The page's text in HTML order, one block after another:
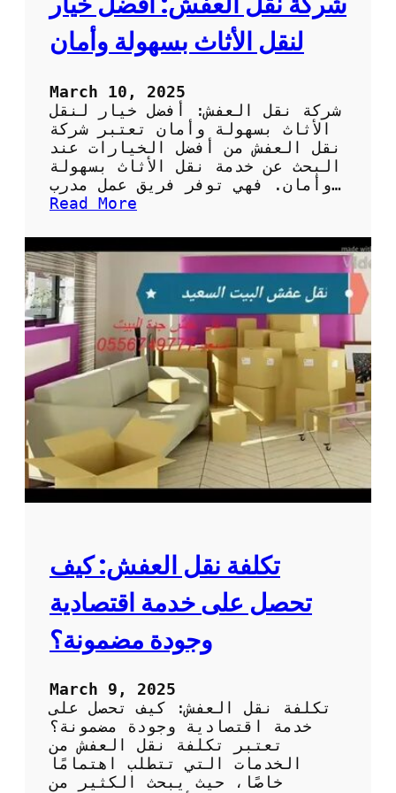
ث
ق
ق
ل
أ
ث
ا
ك
ب
أ
م
ا
ن
و
د
ق
ة
لنقل الأثاث بسهولة وأمان
March 10, 2025
شركة نقل العفش: أفضل خيار لنقل
الأثاث بسهولة وأمان تعتبر شركة
نقل العفش من أفضل الخيارات عند
البحث عن خدمة نقل الأثاث بسهولة
وأمان. فهي توفر فريق عمل مدرب…
Read More
ر
ك
ة
ن
ق
ل
ا
ع
ف
ش
أ
ض
ي
ا
ل
ق
ا
ل
أ
ث
ا
تكلفة نقل العفش: كيف
تحصل على خدمة اقتصادية
وجودة مضمونة؟
March 9, 2025
تكلفة نقل العفش: كيف تحصل على
خدمة اقتصادية وجودة مضمونة؟
تعتبر تكلفة نقل العفش من
الخدمات التي تتطلب اهتمامًا
خاصًا، حيث يبحث الكثير من